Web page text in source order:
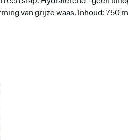
van grijze waas. Inhoud: 750